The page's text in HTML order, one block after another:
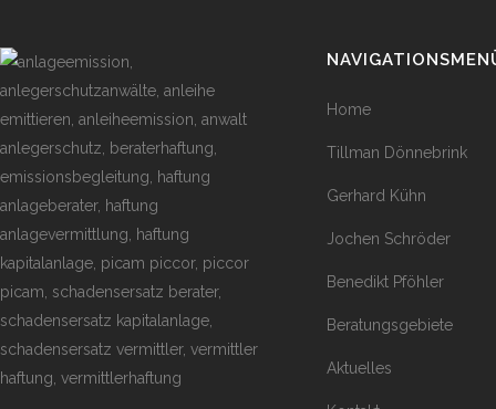
Home
Tillman Dönnebrink
Gerhard Kühn
Jochen Schröder
Benedikt Pföhler
Beratungsgebiete
Aktuelles